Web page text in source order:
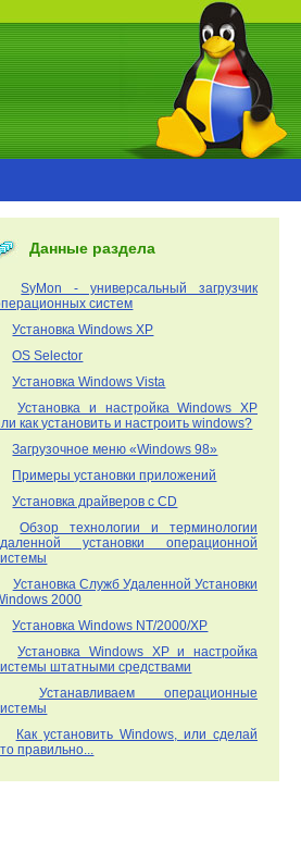
Данные раздела
SyMon - универсальный загрузчик
систем
Установка Windows XP
OS Selector
Установка Windows Vista
Установка и настройка Windows XP
как установить и настроить windows?
Загрузочное меню «Windows 98»
Примеры установки приложений
Установка драйверов с CD
Обзор технологии и терминологии
установки операционной
Установка Служб Удаленной Установки
2000
Установка Windows NT/2000/XP
Установка Windows XP и настройка
штатными средствами
Устанавливаем операционные
Как установить Windows, или сделай
правильно...